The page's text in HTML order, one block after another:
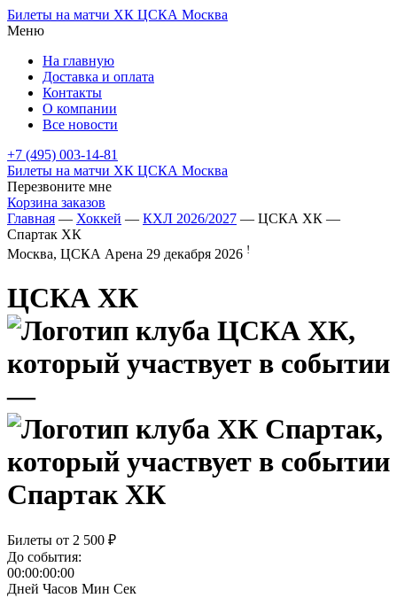
Билеты на матчи ХК ЦСКА Москва
Меню
На главную
Доставка и оплата
Контакты
О компании
Все новости
+7 (495) 003-14-81
Билеты на матчи ХК ЦСКА Москва
Перезвоните мне
Корзина заказов
Главная — Хоккей — КХЛ 2026/2027 — ЦСКА ХК —
Спартак ХК
Москва, ЦСКА Арена 29 декабря 2026 !
ЦСКА ХК
—
Спартак ХК
Билеты от 2 500 ₽
До события:
00:00:00:00
Дней Часов Мин Сек